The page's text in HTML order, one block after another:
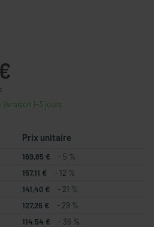
livraison 1-3 jours
Prix unitaire
169,85 €
- 5 %
157,11 €
- 12 %
141,40 €
- 21 %
127,26 €
- 29 %
114,54 € - 36 %